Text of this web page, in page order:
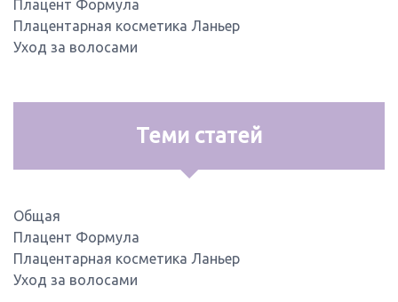
Плацент Формула
Плацентарная косметика Ланьер
Уход за волосами
Теми статей
Общая
Плацент Формула
Плацентарная косметика Ланьер
Уход за волосами